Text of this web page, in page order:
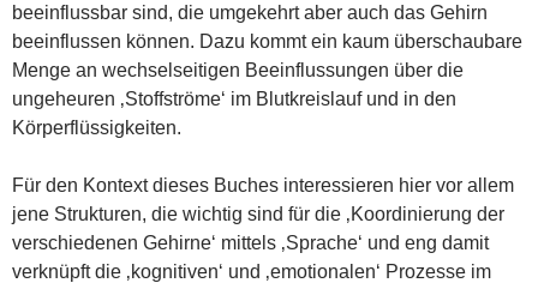
beeinflussbar sind, die umgekehrt aber auch das Gehirn
beeinflussen können. Dazu kommt ein kaum überschaubare
Menge an wechselseitigen Beeinflussungen über die
ungeheuren ‚Stoffströme‘ im Blutkreislauf und in den
Körperflüssigkeiten.
Für den Kontext dieses Buches interessieren hier vor allem
jene Strukturen, die wichtig sind für die ‚Koordinierung der
verschiedenen Gehirne‘ mittels ‚Sprache‘ und eng damit
verknüpft die ‚kognitiven‘ und ‚emotionalen‘ Prozesse im